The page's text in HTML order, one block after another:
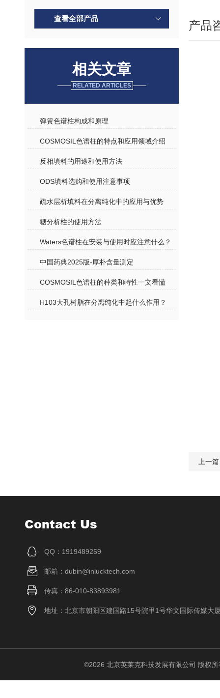
查看全部产品
相关文章
RELATED ARTICLES
弹簧色谱柱构成和原理
COSMOSIL色谱柱的特点和应用领域介绍
反相填料的用途和使用方法
ODS填料选购和使用注意事项
疏水层析填料在分离纯化中的应用与优势
糖分析柱的使用方法
Waters色谱柱在安装与使用时应注意什么？
中国药典2025版-厚朴含量测定
COSMOSIL色谱柱的种类和特性一文看懂
H103大孔树脂在分离纯化中起什么作用？
产品
上一
Contact Us
QQ：1919489259
邮箱：dubin@inlucktech.com
传真：86-010-83893981
地址：北京市朝阳区建国路15号院甲1号华文国际传媒大
©2026 北京英莱克科技发展有限公司 版